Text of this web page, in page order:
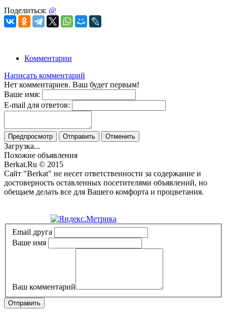
Поделиться: @
Комментарии
Написать комментарий
Нет комментариев. Ваш будет первым!
Ваше имя:
E-mail для ответов:
Предпросмотр Отправить Отменить
Загрузка...
Похожие объявления
Berkat.Ru © 2015
Сайт "Berkat" не несет ответственности за содержание и
достоверность оставленных посетителями объявлений, но
обещаем делать все для Вашего комфорта и процветания.
Email друга
Ваше имя
Ваш комментарий
Отправить